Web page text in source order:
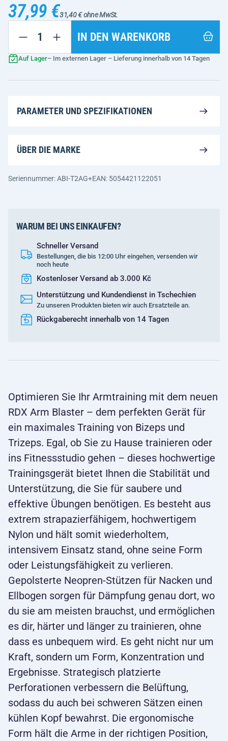
37,99 €31,40 € ohne MwSt.
IN DEN WARENKORB
Auf Lager– Im externen Lager – Lieferung innerhalb von 14 Tagen
PARAMETER UND SPEZIFIKATIONEN
ÜBER DIE MARKE
Seriennummer: ABI-T2AG+EAN: 5054421122051
WARUM BEI UNS EINKAUFEN?
Schneller Versand
Bestellungen, die bis 12:00 Uhr eingehen, versenden wir
noch heute
Kostenloser Versand ab 3.000 Kč
Unterstützung und Kundendienst in Tschechien
Zu unseren Produkten bieten wir auch Ersatzteile an.
Rückgaberecht innerhalb von 14 Tagen
Optimieren Sie Ihr Armtraining mit dem neuen
RDX Arm Blaster – dem perfekten Gerät für
ein maximales Training von Bizeps und
Trizeps. Egal, ob Sie zu Hause trainieren oder
ins Fitnessstudio gehen – dieses hochwertige
Trainingsgerät bietet Ihnen die Stabilität und
Unterstützung, die Sie für saubere und
effektive Übungen benötigen. Es besteht aus
extrem strapazierfähigem, hochwertigem
Nylon und hält somit wiederholtem,
intensivem Einsatz stand, ohne seine Form
oder Leistungsfähigkeit zu verlieren.
Gepolsterte Neopren-Stützen für Nacken und
Ellbogen sorgen für Dämpfung genau dort, wo
du sie am meisten brauchst, und ermöglichen
es dir, härter und länger zu trainieren, ohne
dass es unbequem wird. Es geht nicht nur um
Kraft, sondern um Form, Konzentration und
Ergebnisse. Strategisch platzierte
Perforationen verbessern die Belüftung,
sodass du auch bei schweren Sätzen einen
kühlen Kopf bewahrst. Die ergonomische
Form hält die Arme in der richtigen Position,